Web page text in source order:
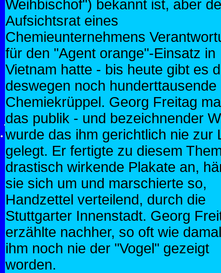
Weihbischof") bekannt ist, aber
Aufsichtsrat eines
Chemieunternehmens
für den "Agent orange"-Einsatz in
Vietnam hatte - bis heute gibt es
deswegen noch hunderttausende
Chemiekrüppel. Georg Freitag
das publik - und bezeichnender
wurde das ihm gerichtlich nie zur
gelegt. Er fertigte zu diesem
drastisch wirkende Plakate an,
sie sich um und marschierte so,
Handzettel verteilend, durch die
Stuttgarter Innenstadt. Georg
erzählte nachher, so oft wie
ihm noch nie der "Vogel" gezeigt
worden.